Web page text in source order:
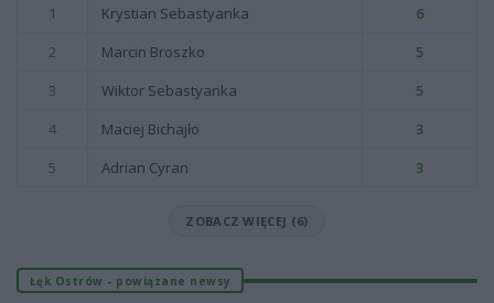
1 Krystian Sebastyanka
6
2
Marcin Broszko
5
3
Wiktor Sebastyanka
5
4
Maciej Bichajło
3
5
Adrian Cyran 3
ZOBACZ WIĘCEJ (6)
Łęk Ostrów - powiązane newsy